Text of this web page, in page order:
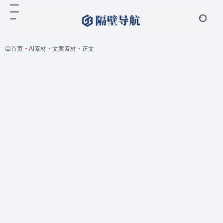
首页 • AI素材 • 文案素材 • 正文